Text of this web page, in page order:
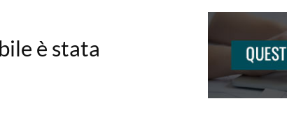
è stata